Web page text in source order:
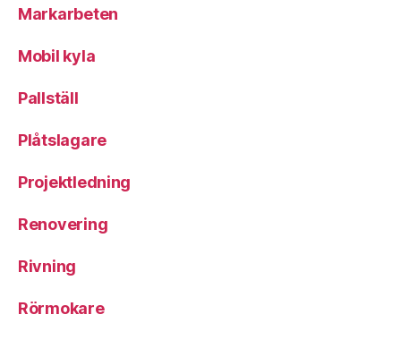
Markarbeten
Mobil kyla
Pallställ
Plåtslagare
Projektledning
Renovering
Rivning
Rörmokare